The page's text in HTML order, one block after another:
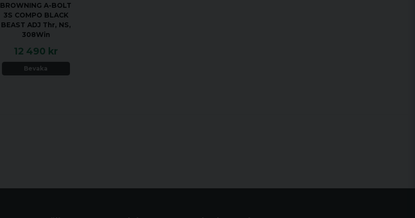
BROWNING A-BOLT
3S COMPO BLACK
BEAST ADJ Thr, NS,
308Win
12 490 kr
Bevaka